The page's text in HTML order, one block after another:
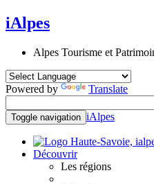
iAlpes
Alpes Tourisme et
Powered by Translate
Toggle navigation iAlpes
Découvrir
Les régions